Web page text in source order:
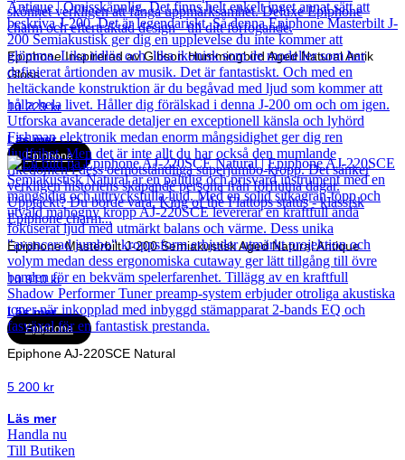
Epiphone Inspirerad av Gibson Hummingbird Aged Natural Antik
Gloss
10 229kr
Läs mer
Epiphone
Epiphone Masterbilt J-200 Semiakustisk Aged Natural Antique
10 910kr
Läs mer
Epiphone
Epiphone AJ-220SCE Natural
5 200 kr
Läs mer
Handla nu
Till Butiken